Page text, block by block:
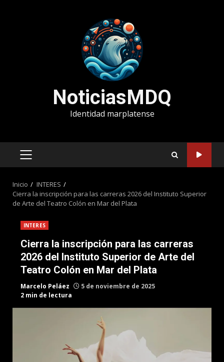
NoticiasMDQ
Identidad marplatense
MENÚ
Inicio
INTERES
Cierra la inscripción para las carreras 2026 del Instituto Superior
de Arte del Teatro Colón en Mar del Plata
INTERES
Cierra la inscripción para las carreras
2026 del Instituto Superior de Arte del
Teatro Colón en Mar del Plata
Marcelo Peláez
5 de noviembre de 2025
2 min de lectura